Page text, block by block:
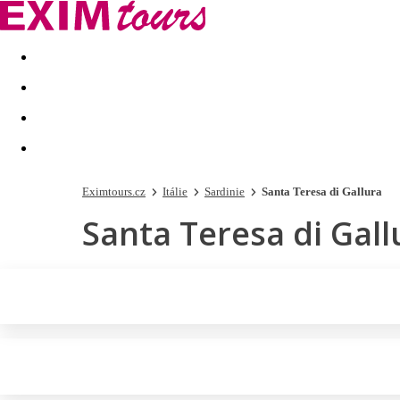
Akční nabídky Last minute
Eximtours.cz Itálie Sardinie Santa Teresa di Gallura
Santa Teresa di